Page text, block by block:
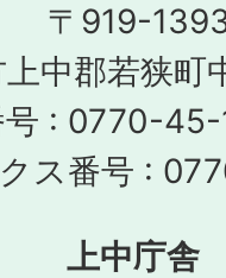
〒919-
中郡若狭町
号 : 0770-45-
ス番号 :
上中庁舎